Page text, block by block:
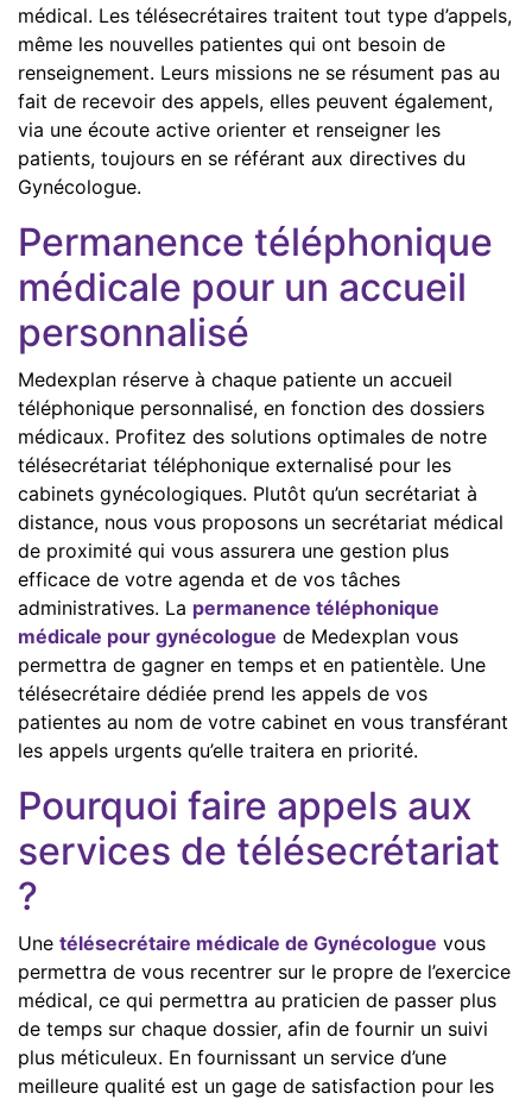
médical. Les télésecrétaires traitent tout type d’appels,
même les nouvelles patientes qui ont besoin de
renseignement. Leurs missions ne se résument pas au
fait de recevoir des appels, elles peuvent également,
via une écoute active orienter et renseigner les
patients, toujours en se référant aux directives du
Gynécologue.
Permanence téléphonique
médicale pour un accueil
personnalisé
Medexplan réserve à chaque patiente un accueil
téléphonique personnalisé, en fonction des dossiers
médicaux. Profitez des solutions optimales de notre
télésecrétariat téléphonique externalisé pour les
cabinets gynécologiques. Plutôt qu’un secrétariat à
distance, nous vous proposons un secrétariat médical
de proximité qui vous assurera une gestion plus
efficace de votre agenda et de vos tâches
administratives. La permanence téléphonique
médicale pour gynécologue de Medexplan vous
permettra de gagner en temps et en patientèle. Une
télésecrétaire dédiée prend les appels de vos
patientes au nom de votre cabinet en vous transférant
les appels urgents qu’elle traitera en priorité.
Pourquoi faire appels aux
services de télésecrétariat
?
Une télésecrétaire médicale de Gynécologue vous
permettra de vous recentrer sur le propre de l’exercice
médical, ce qui permettra au praticien de passer plus
de temps sur chaque dossier, afin de fournir un suivi
plus méticuleux. En fournissant un service d’une
meilleure qualité est un gage de satisfaction pour les